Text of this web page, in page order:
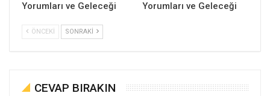
Yorumları ve Geleceği
Yorumları ve Geleceği
ÖNCEKI SONRAKI
CEVAP BIRAKIN